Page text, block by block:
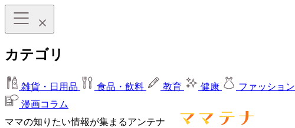
カテゴリ
雑貨・日用品 食品・飲料 教育 健康 ファッション
漫画コラム
ママの知りたい情報が集まるアンテナ